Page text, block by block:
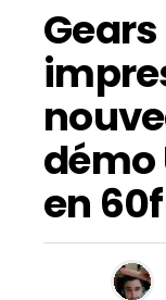
démo
en